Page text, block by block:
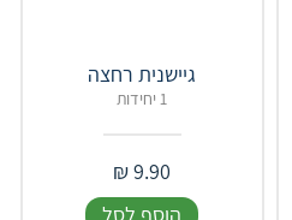
גיישנית רחצה
1 יחידות
9.90
₪